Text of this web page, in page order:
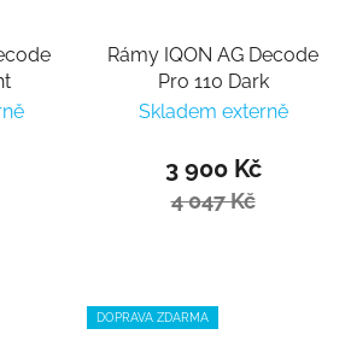
Rámy IQON AG Decode
Pro 110 Dark
Skladem externě
3 900 Kč
4 047 Kč
DOPRAVA ZDARMA